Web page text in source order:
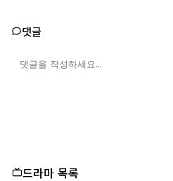
댓글
드라마 목록